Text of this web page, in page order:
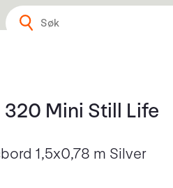
Mini Still Life
1,5x0,78 m Silver